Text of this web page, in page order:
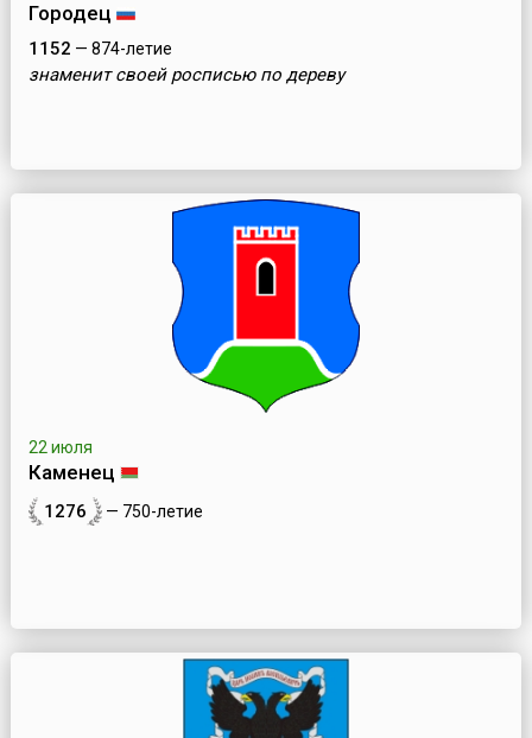
Городeц
1152 — 874-летие
знаменит своей росписью по дереву
22 июля
Каменец
1276 — 750-летие